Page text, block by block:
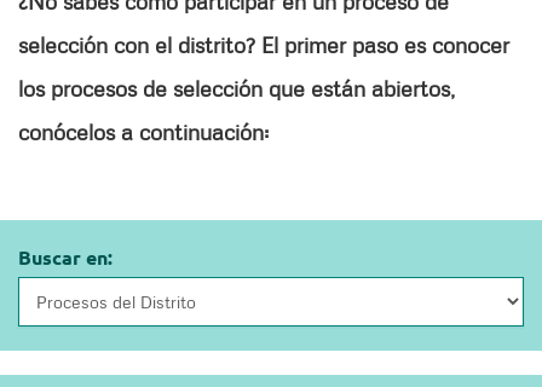
selección con el distrito? El primer paso es conocer
los procesos de selección que están abiertos,
conócelos a continuación:
Buscar en: